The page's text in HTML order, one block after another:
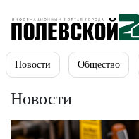
Новости Общество
Новости